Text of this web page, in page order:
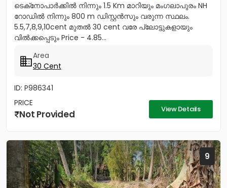
ടെക്‌നോപാർക്കിൽ നിന്നും 1.5 Km മാറിയും മംഗലാപുരം NH
റോഡിൽ നിന്നും 800 m ഡിസ്റ്റൻസും വരുന്ന സ്ഥലം.
5.5,7,8,9,10cent മുതൽ 30 cent വരേ പ്ലോട്ടുകളായും
വിൽക്കപ്പെടും Price - 4.85...
Area
30 Cent
ID: P986341
PRICE
Not Provided View Details
9